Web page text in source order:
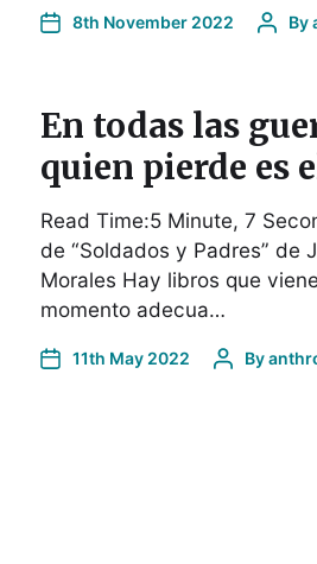
8th November 2022 By
En todas las
quien pierde es
Read Time:5 Minute, 7
de “Soldados y Padres” de
Morales Hay libros que
momento adecua…
11th May 2022 By